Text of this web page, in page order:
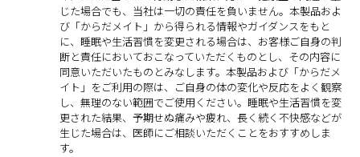
じた場合でも、当社は一切の責任を負いません。本製品およ
び「からだメイト」から得られる情報やガイダンスをもと
に、睡眠や生活習慣を変更される場合は、お客様ご自身の判
断と責任においておこなっていただくものとし、その内容に
同意いただいたものとみなします。本製品および「からだメ
イト」をご利用の際は、ご自身の体の変化や反応をよく観察
し、無理のない範囲でご使用ください。睡眠や生活習慣を変
更された結果、予期せぬ痛みや疲れ、長く続く不快感などが
生じた場合は、医師にご相談いただくことをおすすめしま
す。